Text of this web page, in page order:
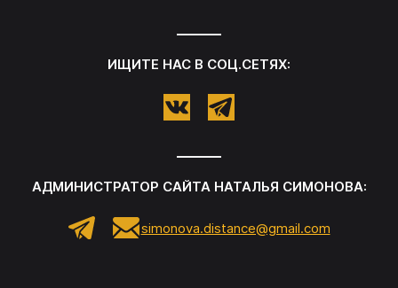
ИЩИТЕ НАС В СОЦ.СЕТЯХ:
АДМИНИСТРАТОР САЙТА НАТАЛЬЯ СИМОНОВА:
simonova.distance@gmail.com